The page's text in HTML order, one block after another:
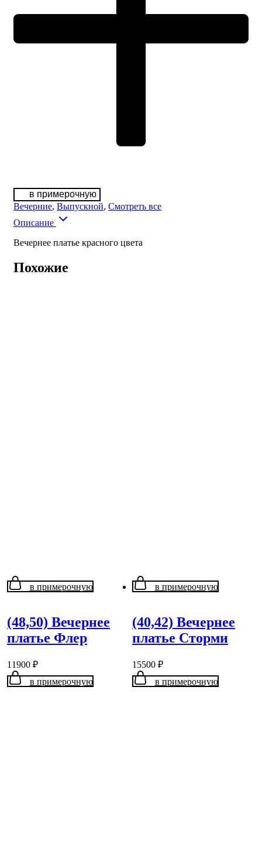
в примерочную
Вечерние, Выпускной, Смотреть все
Описание
Вечернее платье красного цвета
Похожие
в примерочную
(48,50) Вечернее
платье Флер
11900 ₽
в примерочную
в примерочную
(40,42) Вечернее
платье Сторми
15500 ₽
в примерочную